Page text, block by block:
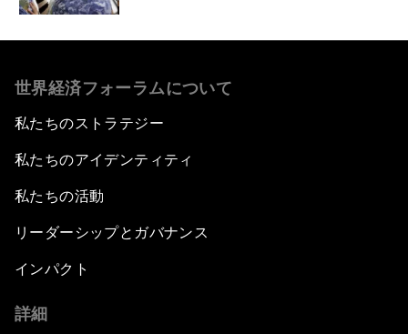
世界経済フォーラムについて
私たちのストラテジー
私たちのアイデンティティ
私たちの活動
リーダーシップとガバナンス
インパクト
詳細